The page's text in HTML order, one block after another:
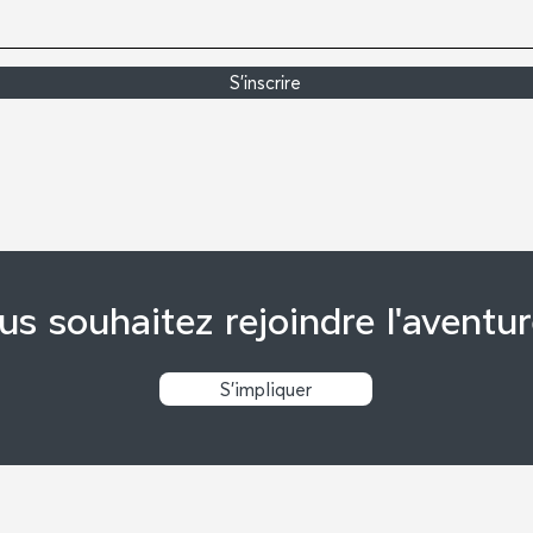
S'inscrire
souhaitez rejoindre
S'impliquer